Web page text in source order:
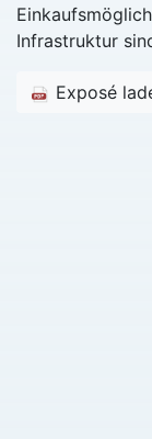
Infrastruktur
Exposé